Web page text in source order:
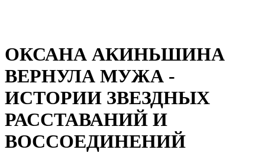
ОКСАНА АКИНЬШИНА
ВЕРНУЛА МУЖА -
ИСТОРИИ ЗВЕЗДНЫХ
РАССТАВАНИЙ И
ВОССОЕДИНЕНИЙ